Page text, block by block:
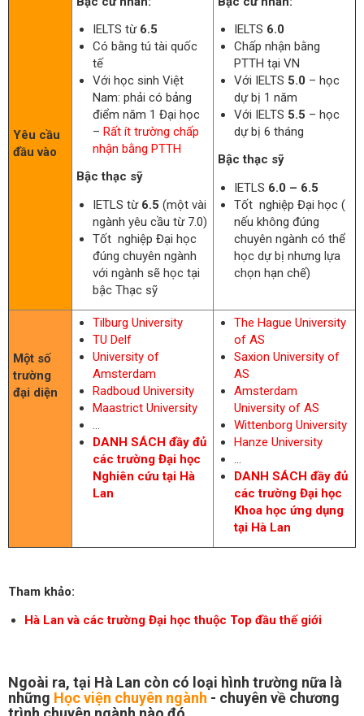
Yêu cầu
đầu vào
IELTS từ 6.5
Có bằng tú tài quốc
tế
Với học sinh Việt
Nam: phải có bảng
điểm năm 1 Đại học
– Rất ít trường chấp
nhận bằng PTTH
Bậc thạc sỹ
IETLS từ 6.5 (một vài
ngành yêu cầu từ 7.0)
Tốt nghiệp Đại học
đúng chuyên ngành
với ngành sẽ học tại
bậc Thạc sỹ
IELTS 6.0
Chấp nhận bằng
PTTH tại VN
Với IELTS 5.0 – học
dự bị 1 năm
Với IELTS 5.5 – học
dự bị 6 tháng
Bậc thạc sỹ
IETLS 6.0 – 6.5
Tốt nghiệp Đại học (
nếu không đúng
chuyên ngành có thể
học dự bị nhưng lựa
chọn hạn chế)
Một số
trường
đại diện
Tilburg University
TU Delf
University of
Amsterdam
Radboud University
Maastrict University
DANH SÁCH đầy đủ
các trường Đại học
Nghiên cứu tại Hà
Lan
The Hague University
of AS
Saxion University of
AS
Amsterdam
University of AS
Wittenborg University
Hanze University
DANH SÁCH đầy đủ
các trường Đại học
Khoa học ứng dụng
tại Hà Lan
Tham khảo:
Hà Lan và các trường Đại học thuộc Top đầu thế giới
Ngoài ra, tại Hà Lan còn có loại hình trường nữa là
những Học viện chuyên ngành - chuyên về chương